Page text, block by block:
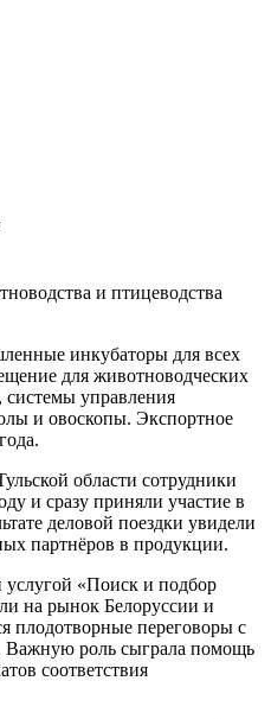
и птицеводства
инкубаторы для всех
для животноводческих
управления
и овоскопы. Экспортное
области сотрудники
и сразу приняли участие в
деловой поездки увидели
партнёров в продукции.
услугой «Поиск и подбор
на рынок Белоруссии и
плодотворные переговоры с
Важную роль сыграла помощь
соответствия